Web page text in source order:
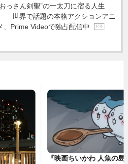
っさん剣聖”の一太刀に宿る人生
世界で話題の本格アクションアニ
、Prime Videoで独占配信中
P R
『映画ちいかわ 人魚の